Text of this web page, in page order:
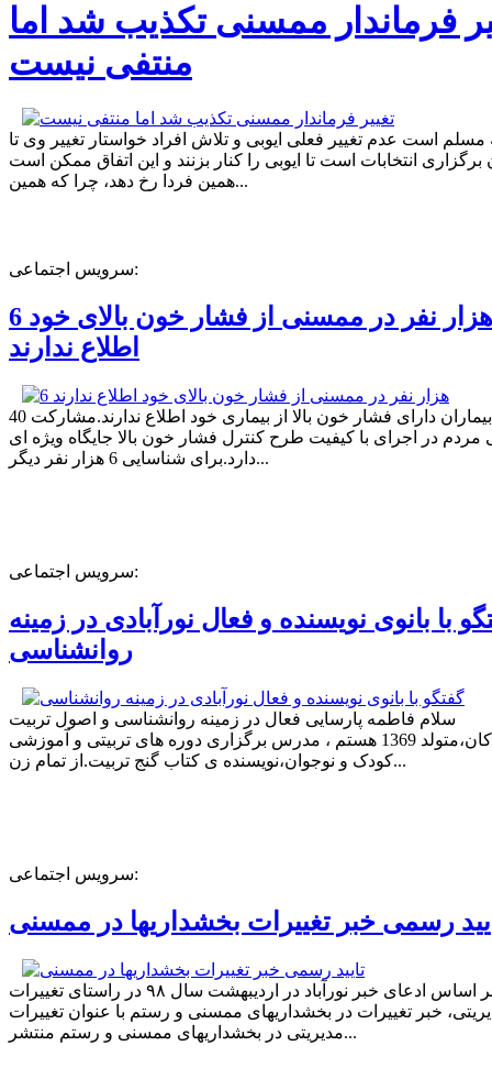
فرماندار ممسنی تکذیب شد اما
منتفی نیست
مسلم است عدم تغییر فعلی ایوبی و تلاش افراد خواستار تغییر وی تا
برگزاری انتخابات است تا ایوبی را کنار بزنند و این اتفاق ممکن است
همین فردا رخ دهد، چرا که همین...
سرویس اجتماعی:
6 هزار نفر در ممسنی از فشار خون بالای خود
اطلاع ندارند
40 درصد بیماران دارای فشار خون بالا از بیماری خود اطلاع ندارند.مشارکت
در اجرای با کیفیت طرح کنترل فشار خون بالا جایگاه ویژه ای
دارد.برای شناسایی 6 هزار نفر دیگر...
سرویس اجتماعی:
با بانوی نویسنده و فعال نورآبادی در زمینه
روانشناسی
سلام فاطمه پارسایی فعال در زمینه روانشناسی و اصول تربیت
کودکان،متولد 1369 هستم ، مدرس برگزاری دوره های تربیتی و آموزشی
کودک و نوجوان،نویسنده ی کتاب گنج تربیت.از تمام زن...
سرویس اجتماعی:
رسمی خبر تغییرات بخشداریها در ممسنی
بر اساس ادعای خبر نورآباد در اردیبهشت سال ۹۸ در راستای تغییرات
خبر تغییرات در بخشداریهای ممسنی و رستم با عنوان تغییرات
مدیریتی در بخشداریهای ممسنی و رستم منتشر...